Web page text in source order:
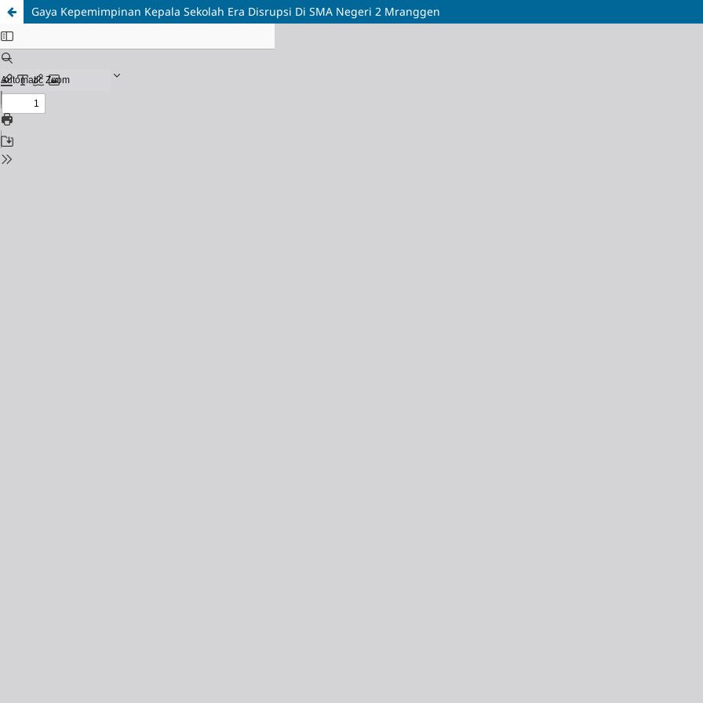
Gaya Kepemimpinan Kepala Sekolah Era Disrupsi Di SMA Negeri 2 Mranggen